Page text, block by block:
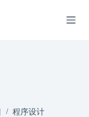
程序设计